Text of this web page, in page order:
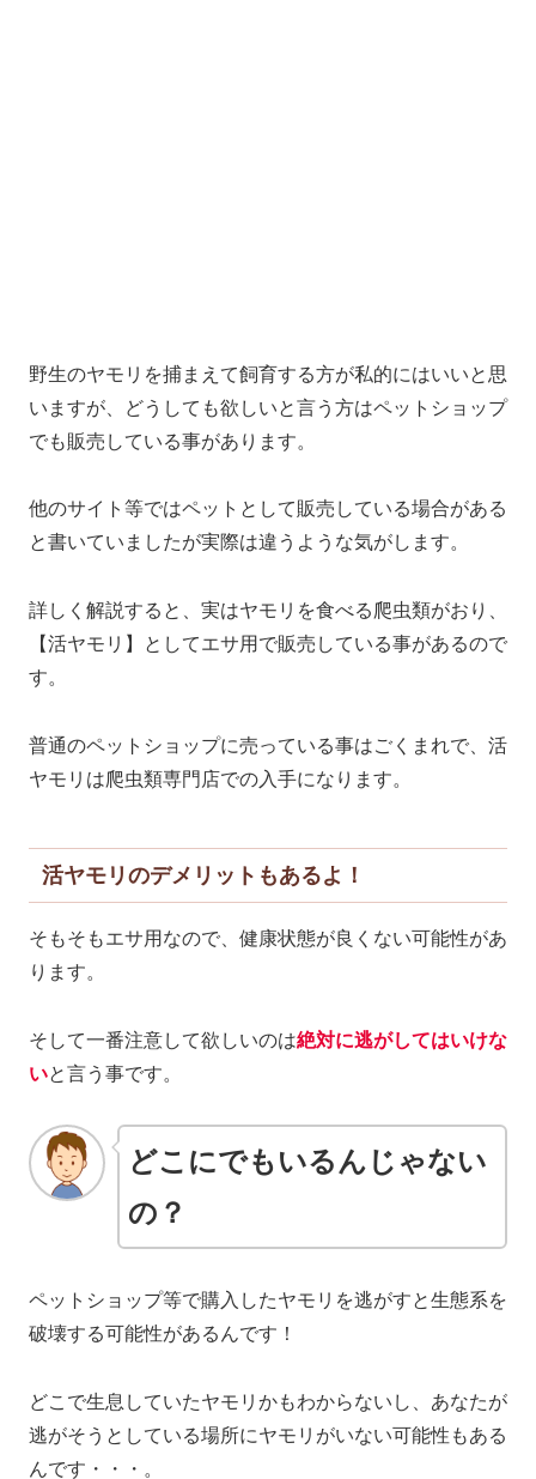
野生のヤモリを捕まえて飼育する方が私的にはいいと思
いますが、どうしても欲しいと言う方はペットショップ
でも販売している事があります。
他のサイト等ではペットとして販売している場合がある
と書いていましたが実際は違うような気がします。
詳しく解説すると、実はヤモリを食べる爬虫類がおり、
【活ヤモリ】としてエサ用で販売している事があるので
す。
普通のペットショップに売っている事はごくまれで、活
ヤモリは爬虫類専門店での入手になります。
活ヤモリのデメリットもあるよ！
そもそもエサ用なので、健康状態が良くない可能性があ
ります。
そして一番注意して欲しいのは絶対に逃がしてはいけな
いと言う事です。
どこにでもいるんじゃない
の？
ペットショップ等で購入したヤモリを逃がすと生態系を
破壊する可能性があるんです！
どこで生息していたヤモリかもわからないし、あなたが
逃がそうとしている場所にヤモリがいない可能性もある
んです・・・。